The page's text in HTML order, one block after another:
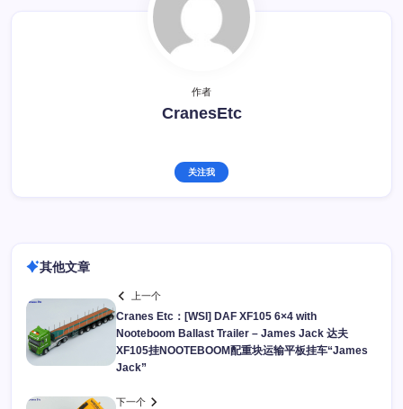
作者
CranesEtc
关注我
其他文章
上一个
Cranes Etc：[WSI] DAF XF105 6×4 with
Nooteboom Ballast Trailer – James Jack 达夫
XF105挂NOOTEBOOM配重块运输平板挂车“James
Jack”
下一个